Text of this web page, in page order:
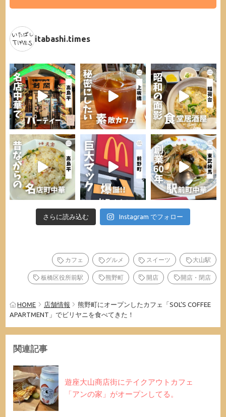
itabashi.times
さらに読み込む Instagram でフォロー
カフェ グルメ スイーツ 大山駅
板橋区役所前駅 熊野町 開店 開店・閉店
HOME 店舗情報
熊野町にオープンしたカフェ「SOL’S COFFEE
APARTMENT」でビリヤニを食べてきた！
関連記事
遊座大山商店街にテイクアウトカフェ
「アンの家」がオープンしてる。